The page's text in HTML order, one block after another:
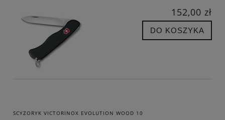
152,00 zł
DO KOSZYKA
SCYZORYK VICTORINOX EVOLUTION WOOD 10